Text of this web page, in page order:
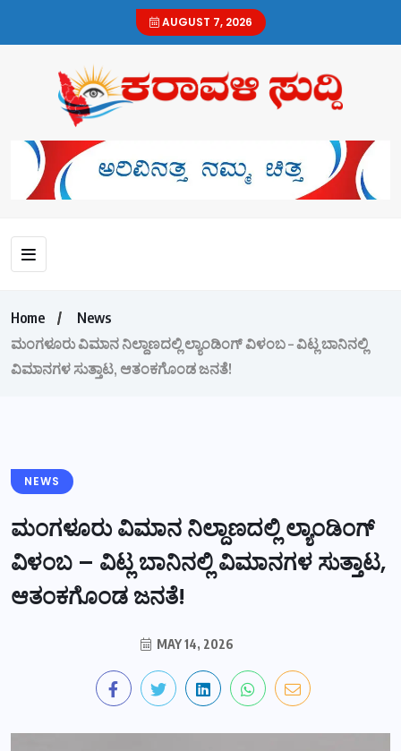
AUGUST 7, 2026
Home
News
ಮಂಗಳೂರು ವಿಮಾನ ನಿಲ್ದಾಣದಲ್ಲಿ ಲ್ಯಾಂಡಿಂಗ್ ವಿಳಂಬ – ವಿಟ್ಲ ಬಾನಿನಲ್ಲಿ
ವಿಮಾನಗಳ ಸುತ್ತಾಟ, ಆತಂಕಗೊಂಡ ಜನತೆ!
NEWS
ಮಂಗಳೂರು ವಿಮಾನ ನಿಲ್ದಾಣದಲ್ಲಿ ಲ್ಯಾಂಡಿಂಗ್
ವಿಳಂಬ – ವಿಟ್ಲ ಬಾನಿನಲ್ಲಿ ವಿಮಾನಗಳ ಸುತ್ತಾಟ,
ಆತಂಕಗೊಂಡ ಜನತೆ!
MAY 14, 2026